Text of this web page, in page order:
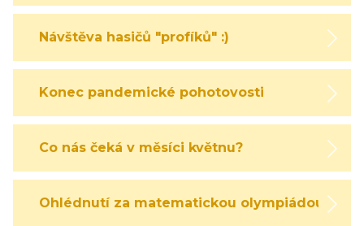
Návštěva hasičů "profíků" :)
Konec pandemické pohotovosti
Co nás čeká v měsíci květnu?
Ohlédnutí za matematickou olympiádou